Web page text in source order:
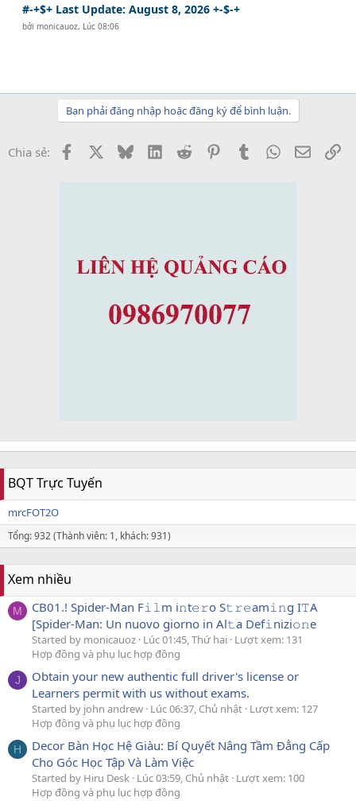
#-+$+ Last Update: August 8, 2026 +-$-+
bởimonicauoz, Lúc 08:06
Bạn phải đăng nhập hoặc đăng ký để bình luận.
Chia sẻ: Facebook BlueskyLinkedInReddit PinterestTumblrWhatsApp
Email
BQT Trực Tuyến
mrcFOT2O
Tổng: 932 (Thành viên: 1, khách: 931)
Xem nhiều
M
CB01.! Spider-Man F𝚒𝚕m i𝚗t𝚎𝚛o S𝚝𝚛𝚎am𝚒𝚗g I𝚃A
[Spider-Man: Un nuovo giorno in Al𝚝a Def𝚒nizi𝚘𝚗e
Started by monicauoz Lúc 01:45, Thứ hai Lượt xem: 131
Hợp đồng và phụ lục hợp đồng
J
Obtain your new authentic full driver's license or
Learners permit with us without exams.
Started by john andrew Lúc 06:37, Chủ nhật Lượt xem: 127
Hợp đồng và phụ lục hợp đồng
H
Decor Bàn Học Hệ Giàu: Bí Quyết Nâng Tầm Đẳng Cấp
Cho Góc Học Tập Và Làm Việc
Started by Hiru Desk Lúc 03:59, Chủ nhật Lượt xem: 100
Hợp đồng và phụ lục hợp đồng